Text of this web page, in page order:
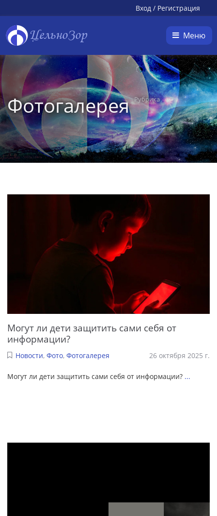
Вход / Регистрация
ЦельноЗор Меню
ФотогалереяРубрика
Могут ли дети защитить сами себя от
информации?
Новости, Фото, Фотогалерея 26 октября 2025 г.
Могут ли дети защитить сами себя от информации? ...